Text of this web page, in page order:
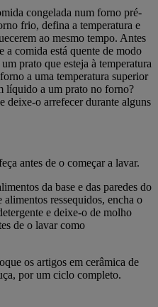
congelada num forno pré-
frio, defina a temperatura e
ao mesmo tempo. Antes
a comida está quente de modo
prato que esteja à temperatura
a uma temperatura superior
líquido a um prato no forno?
deixe-o arrefecer durante alguns
antes de o começar a lavar.
da base e das paredes do
ressequidos, encha o
e deixe-o de molho
de o lavar como
os artigos em cerâmica de
por um ciclo completo.